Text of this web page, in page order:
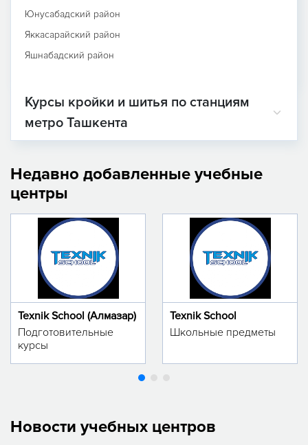
Юнусабадский район
Яккасарайский район
Яшнабадский район
Курсы кройки и шитья по станциям
метро Ташкента
Недавно добавленные учебные
центры
Texnik School (Алмазар)
Подготовительные
курсы
Texnik School
Школьные предметы
Новости учебных центров